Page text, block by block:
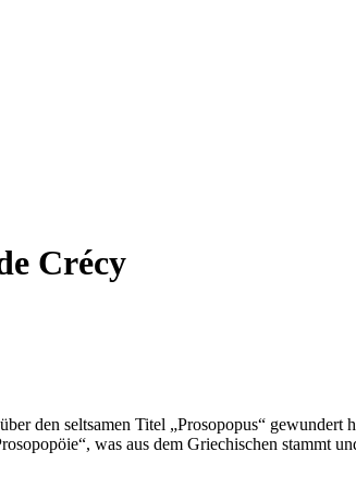
Crécy
den seltsamen Titel „Prosopopus“
was aus dem Griechischen stammt